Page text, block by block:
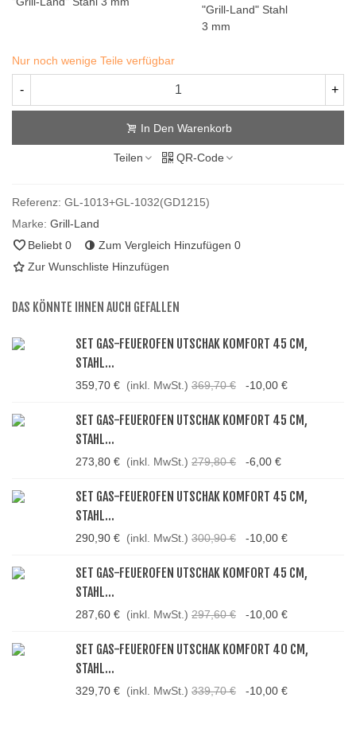
"Grill-Land" Stahl
3 mm
Nur noch wenige Teile verfügbar
- +
In Den Warenkorb
Teilen QR-Code
Referenz: GL-1013+GL-1032(GD1215)
Marke: Grill-Land
Beliebt 0 Zum Vergleich Hinzufügen 0
Zur Wunschliste Hinzufügen
DAS KÖNNTE IHNEN AUCH GEFALLEN
SET GAS-FEUEROFEN UTSCHAK KOMFORT 45 CM,
STAHL...
359,70 € (inkl. MwSt.) 369,70 € -10,00 €
SET GAS-FEUEROFEN UTSCHAK KOMFORT 45 CM,
STAHL...
273,80 € (inkl. MwSt.) 279,80 € -6,00 €
SET GAS-FEUEROFEN UTSCHAK KOMFORT 45 CM,
STAHL...
290,90 € (inkl. MwSt.) 300,90 € -10,00 €
SET GAS-FEUEROFEN UTSCHAK KOMFORT 45 CM,
STAHL...
287,60 € (inkl. MwSt.) 297,60 € -10,00 €
SET GAS-FEUEROFEN UTSCHAK KOMFORT 40 CM,
STAHL...
329,70 € (inkl. MwSt.) 339,70 € -10,00 €